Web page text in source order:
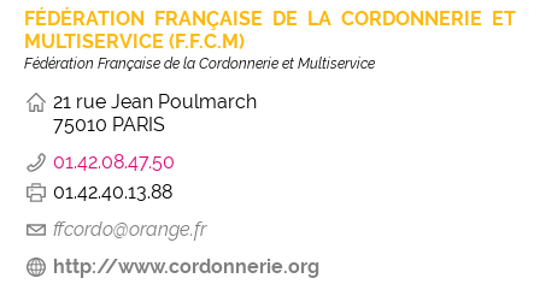
FÉDÉRATION FRANÇAISE DE LA CORDONNERIE ET
MULTISERVICE (F.F.C.M)
Fédération Française de la Cordonnerie et Multiservice
21 rue Jean Poulmarch
75010 PARIS
01.42.08.47.50
01.42.40.13.88
ffcordo@orange.fr
http://www.cordonnerie.org